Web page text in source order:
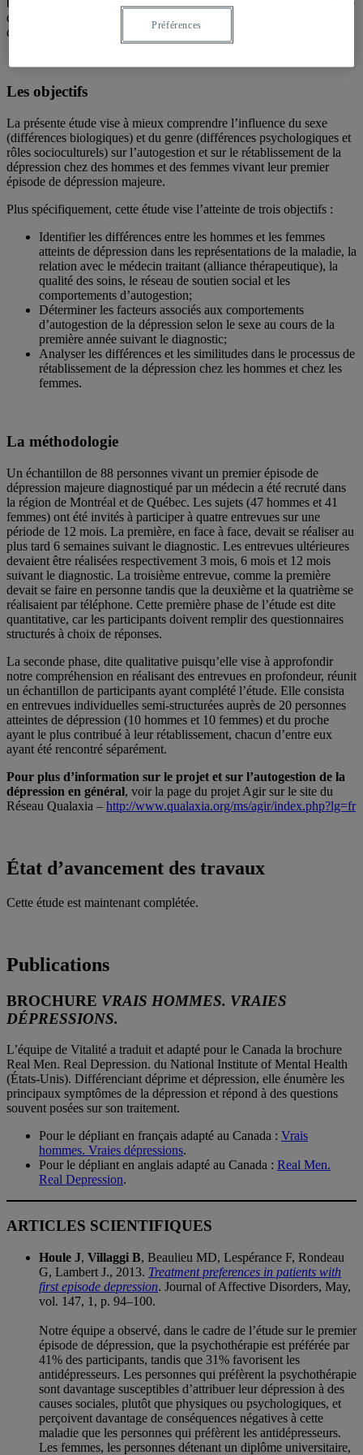
besoins particuliers. Elle s’avère donc une étape préalable essentielle
qui fournira les informations nécessaires à la conception
d’interventions novatrices qui pourront ensuite être expérimentées.
Les objectifs
La présente étude vise à mieux comprendre l’influence du sexe
(différences biologiques) et du genre (différences psychologiques et
rôles socioculturels) sur l’autogestion et sur le rétablissement de la
dépression chez des hommes et des femmes vivant leur premier
épisode de dépression majeure.
Plus spécifiquement, cette étude vise l’atteinte de trois objectifs :
Identifier les différences entre les hommes et les femmes
atteints de dépression dans les représentations de la maladie, la
relation avec le médecin traitant (alliance thérapeutique), la
qualité des soins, le réseau de soutien social et les
comportements d’autogestion;
Déterminer les facteurs associés aux comportements
d’autogestion de la dépression selon le sexe au cours de la
première année suivant le diagnostic;
Analyser les différences et les similitudes dans le processus de
rétablissement de la dépression chez les hommes et chez les
femmes.
La méthodologie
Un échantillon de 88 personnes vivant un premier épisode de
dépression majeure diagnostiqué par un médecin a été recruté dans
la région de Montréal et de Québec. Les sujets (47 hommes et 41
femmes) ont été invités à participer à quatre entrevues sur une
période de 12 mois. La première, en face à face, devait se réaliser au
plus tard 6 semaines suivant le diagnostic. Les entrevues ultérieures
devaient être réalisées respectivement 3 mois, 6 mois et 12 mois
suivant le diagnostic. La troisième entrevue, comme la première
devait se faire en personne tandis que la deuxième et la quatrième se
réalisaient par téléphone. Cette première phase de l’étude est dite
quantitative, car les participants doivent remplir des questionnaires
structurés à choix de réponses.
La seconde phase, dite qualitative puisqu’elle vise à approfondir
notre compréhension en réalisant des entrevues en profondeur, réunit
un échantillon de participants ayant complété l’étude. Elle consista
en entrevues individuelles semi-structurées auprès de 20 personnes
atteintes de dépression (10 hommes et 10 femmes) et du proche
ayant le plus contribué à leur rétablissement, chacun d’entre eux
ayant été rencontré séparément.
Pour plus d’information sur le projet et sur l’autogestion de la
dépression en général, voir la page du projet Agir sur le site du
Réseau Qualaxia – http://www.qualaxia.org/ms/agir/index.php?lg=fr
État d’avancement des travaux
Cette étude est maintenant complétée.
Publications
BROCHURE VRAIS HOMMES. VRAIES
DÉPRESSIONS.
L’équipe de Vitalité a traduit et adapté pour le Canada la brochure
Real Men. Real Depression. du National Institute of Mental Health
(États-Unis). Différenciant déprime et dépression, elle énumère les
principaux symptômes de la dépression et répond à des questions
souvent posées sur son traitement.
Pour le dépliant en français adapté au Canada : Vrais
hommes. Vraies dépressions.
Pour le dépliant en anglais adapté au Canada : Real Men.
Real Depression.
ARTICLES SCIENTIFIQUES
Houle J, Villaggi B, Beaulieu MD, Lespérance F, Rondeau
G, Lambert J., 2013. Treatment preferences in patients with
first episode depression. Journal of Affective Disorders, May,
vol. 147, 1, p. 94–100.
Notre équipe a observé, dans le cadre de l’étude sur le premier
épisode de dépression, que la psychothérapie est préférée par
41% des participants, tandis que 31% favorisent les
antidépresseurs. Les personnes qui préfèrent la psychothérapie
sont davantage susceptibles d’attribuer leur dépression à des
causes sociales, plutôt que physiques ou psychologiques, et
perçoivent davantage de conséquences négatives à cette
maladie que les personnes qui préfèrent les antidépresseurs.
Les femmes, les personnes détenant un diplôme universitaire,
Préférences